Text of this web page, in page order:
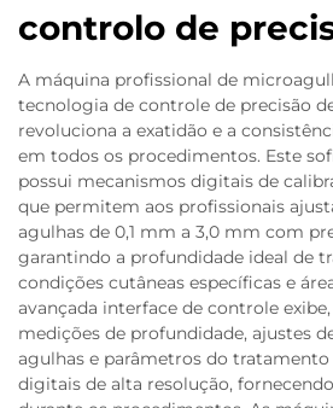
controlo de
A máquina profissional de
tecnologia de controle de precisão
revoluciona a exatidão e a
em todos os procedimentos. Este
possui mecanismos digitais de
que permitem aos profissionais
agulhas de 0,1 mm a 3,0 mm com
garantindo a profundidade ideal de
condições cutâneas específicas e
avançada interface de controle
medições de profundidade, ajustes
agulhas e parâmetros do
digitais de alta resolução,